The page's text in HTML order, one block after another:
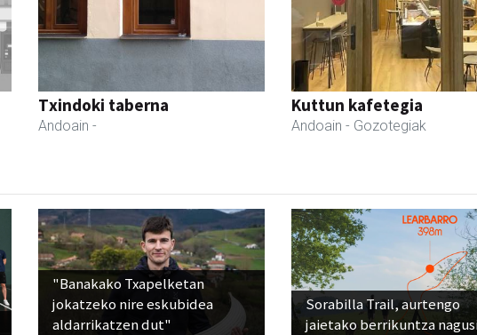
Txindoki taberna
Andoain -
Kuttun kafetegia
Andoain - Gozotegiak
"Banakako Txapelketan
jokatzeko nire eskubidea
aldarrikatzen dut"
Sorabilla Trail, aurtengo
jaietako berrikuntza